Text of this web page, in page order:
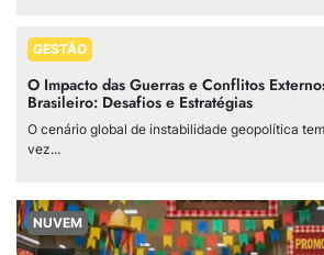
GESTÃO
O Impacto das Guerras e Conflitos
Brasileiro: Desafios e Estratégias
O cenário global de instabilidade geopolítica
vez...
NUVEM